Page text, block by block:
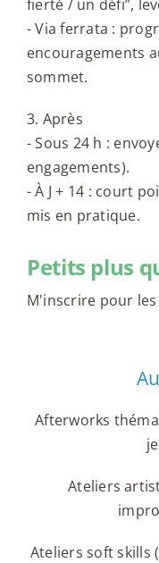
fierté / un défi”,
- Via ferrata :
encouragements
sommet.
3. Après
- Sous 24 h :
engagements).
- À J + 14 : court
mis en pratique.
Petits plus
M'inscrire pour
Afterworks
Ateliers
Ateliers soft skills